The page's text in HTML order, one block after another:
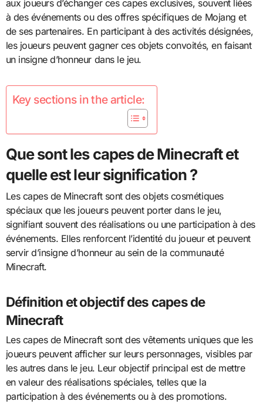
aux joueurs d’échanger ces capes exclusives, souvent liées
à des événements ou des offres spécifiques de Mojang et
de ses partenaires. En participant à des activités désignées,
les joueurs peuvent gagner ces objets convoités, en faisant
un insigne d’honneur dans le jeu.
Key sections in the article:
Que sont les capes de Minecraft et
quelle est leur signification ?
Les capes de Minecraft sont des objets cosmétiques
spéciaux que les joueurs peuvent porter dans le jeu,
signifiant souvent des réalisations ou une participation à des
événements. Elles renforcent l’identité du joueur et peuvent
servir d’insigne d’honneur au sein de la communauté
Minecraft.
Définition et objectif des capes de
Minecraft
Les capes de Minecraft sont des vêtements uniques que les
joueurs peuvent afficher sur leurs personnages, visibles par
les autres dans le jeu. Leur objectif principal est de mettre
en valeur des réalisations spéciales, telles que la
participation à des événements ou à des promotions.